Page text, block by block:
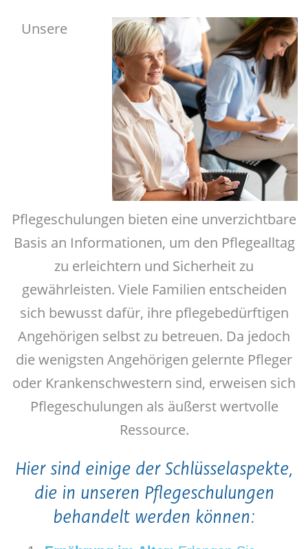
Unsere
Pflegeschulungen bieten eine unverzichtbare
Basis an Informationen, um den Pflegealltag
zu erleichtern und Sicherheit zu
gewährleisten. Viele Familien entscheiden
sich bewusst dafür, ihre pflegebedürftigen
Angehörigen selbst zu betreuen. Da jedoch
die wenigsten Angehörigen gelernte Pfleger
oder Krankenschwestern sind, erweisen sich
Pflegeschulungen als äußerst wertvolle
Ressource.
Hier sind einige der Schlüsselaspekte,
die in unseren Pflegeschulungen
behandelt werden können: